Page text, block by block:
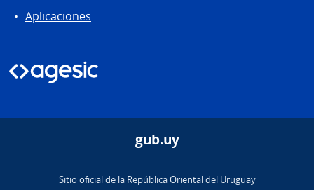
Aplicaciones
gub.uy
Sitio oficial de la República Oriental del Uruguay